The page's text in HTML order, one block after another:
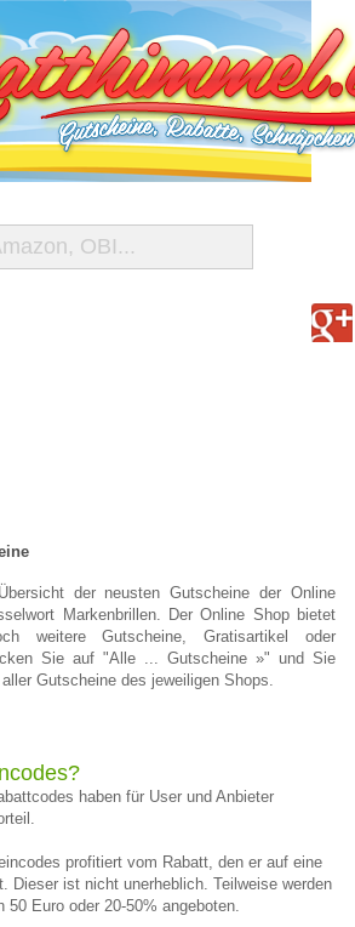
der neusten Gutscheine der Online
Markenbrillen. Der Online Shop bietet
weitere Gutscheine, Gratisartikel oder
Sie auf "Alle ... Gutscheine »" und Sie
Gutscheine des jeweiligen Shops.
haben für User und Anbieter
profitiert vom Rabatt, den er auf eine
Dieser ist nicht unerheblich. Teilweise werden
50 Euro oder 20-50% angeboten.